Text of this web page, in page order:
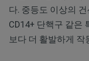
다. 중등도 이상의
CD14+ 단핵구 같은
보다 더 활발하게